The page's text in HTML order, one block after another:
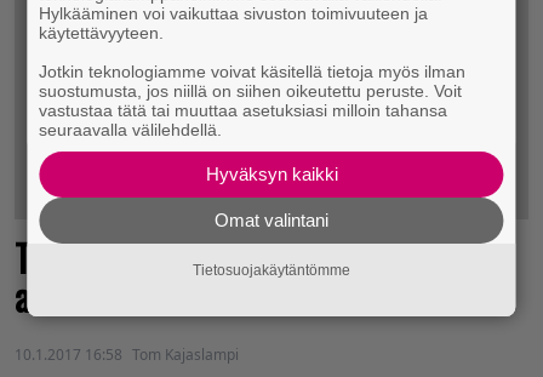
Tahmealta tuntuvaa showpainia –
arvostelussa WWE 2K17
10.1.2017 16:58 Tom Kajaslampi
Hylkääminen voi vaikuttaa sivuston toimivuuteen ja
käytettävyyteen.
Jotkin teknologiamme voivat käsitellä tietoja myös ilman
suostumusta, jos niillä on siihen oikeutettu peruste. Voit
vastustaa tätä tai muuttaa asetuksiasi milloin tahansa
seuraavalla välilehdellä.
Hyväksyn kaikki
Omat valintani
Tietosuojakäytäntömme